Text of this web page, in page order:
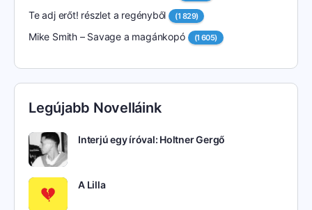
Te adj erőt! részlet a regényből (1 829)
Mike Smith – Savage a magánkopó (1 605)
Legújabb Novelláink
Interjú egy íróval: Holtner Gergő
A Lilla